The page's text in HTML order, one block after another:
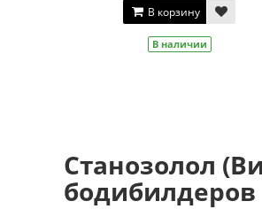
В корзину
В наличии
Станозолол
бодибилдеров